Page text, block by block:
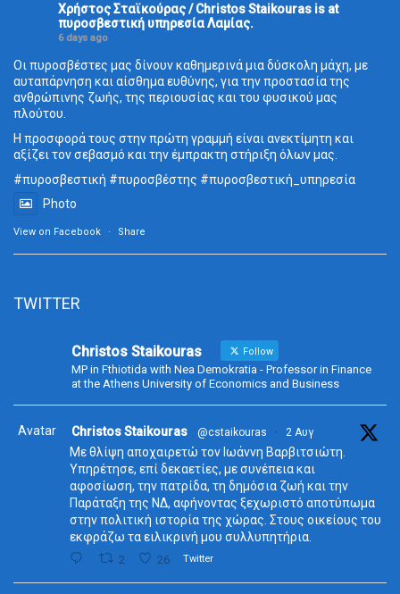
Χρήστος Σταϊκούρας / Christos Staikouras is at
πυροσβεστική υπηρεσία Λαμίας.
6 days ago
Οι πυροσβέστες μας δίνουν καθημερινά μια δύσκολη μάχη, με
αυταπάρνηση και αίσθημα ευθύνης, για την προστασία της
ανθρώπινης ζωής, της περιουσίας και του φυσικού μας
πλούτου.
Η προσφορά τους στην πρώτη γραμμή είναι ανεκτίμητη και
αξίζει τον σεβασμό και την έμπρακτη στήριξη όλων μας.
#πυροσβεστική #πυροσβέστης #πυροσβεστική_ υπηρεσία
Photo
View on Facebook · Share
TWITTER
Christos Staikouras Follow
MP in Fthiotida with Nea Demokratia - Professor in Finance
at the Athens University of Economics and Business
Avatar Christos Staikouras @cstaikouras · 2 Αυγ
Με θλίψη αποχαιρετώ τον Ιωάννη Βαρβιτσιώτη.
Υπηρέτησε, επί δεκαετίες, με συνέπεια και
αφοσίωση, την πατρίδα, τη δημόσια ζωή και την
Παράταξη της ΝΔ, αφήνοντας ξεχωριστό αποτύπωμα
στην πολιτική ιστορία της χώρας. Στους οικείους του
εκφράζω τα ειλικρινή μου συλλυπητήρια.
2 26 Twitter